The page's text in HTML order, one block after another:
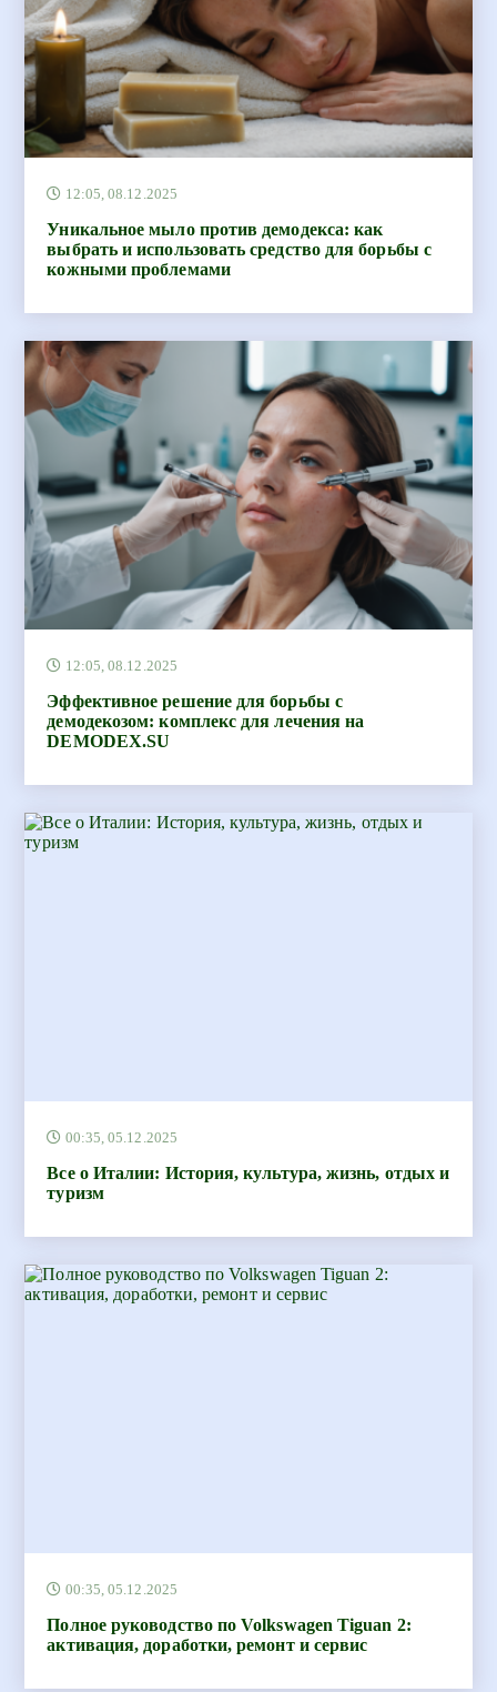
12:05, 08.12.2025
Уникальное мыло против демодекса: как
выбрать и использовать средство для борьбы с
кожными проблемами
12:05, 08.12.2025
Эффективное решение для борьбы с
демодекозом: комплекс для лечения на
DEMODEX.SU
00:35, 05.12.2025
Все о Италии: История, культура, жизнь, отдых и
туризм
00:35, 05.12.2025
Полное руководство по Volkswagen Tiguan 2:
активация, доработки, ремонт и сервис